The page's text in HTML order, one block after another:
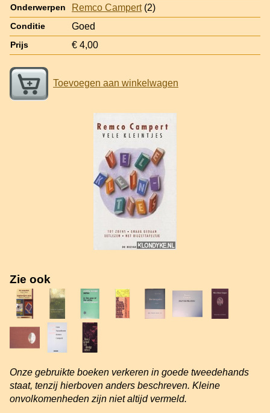
Onderwerpen Remco Campert(2)
Conditie Goed
Prijs € 4,00
Toevoegen aan winkelwagen
Zie ook
Onze gebruikte boeken verkeren in goede tweedehands
staat, tenzij hierboven anders beschreven. Kleine
onvolkomenheden zijn niet altijd vermeld.